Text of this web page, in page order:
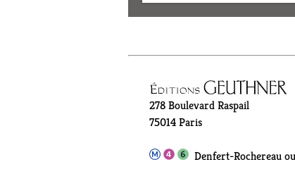
278 Boulevard Raspail
75014 Paris
Denfert-Rochereau